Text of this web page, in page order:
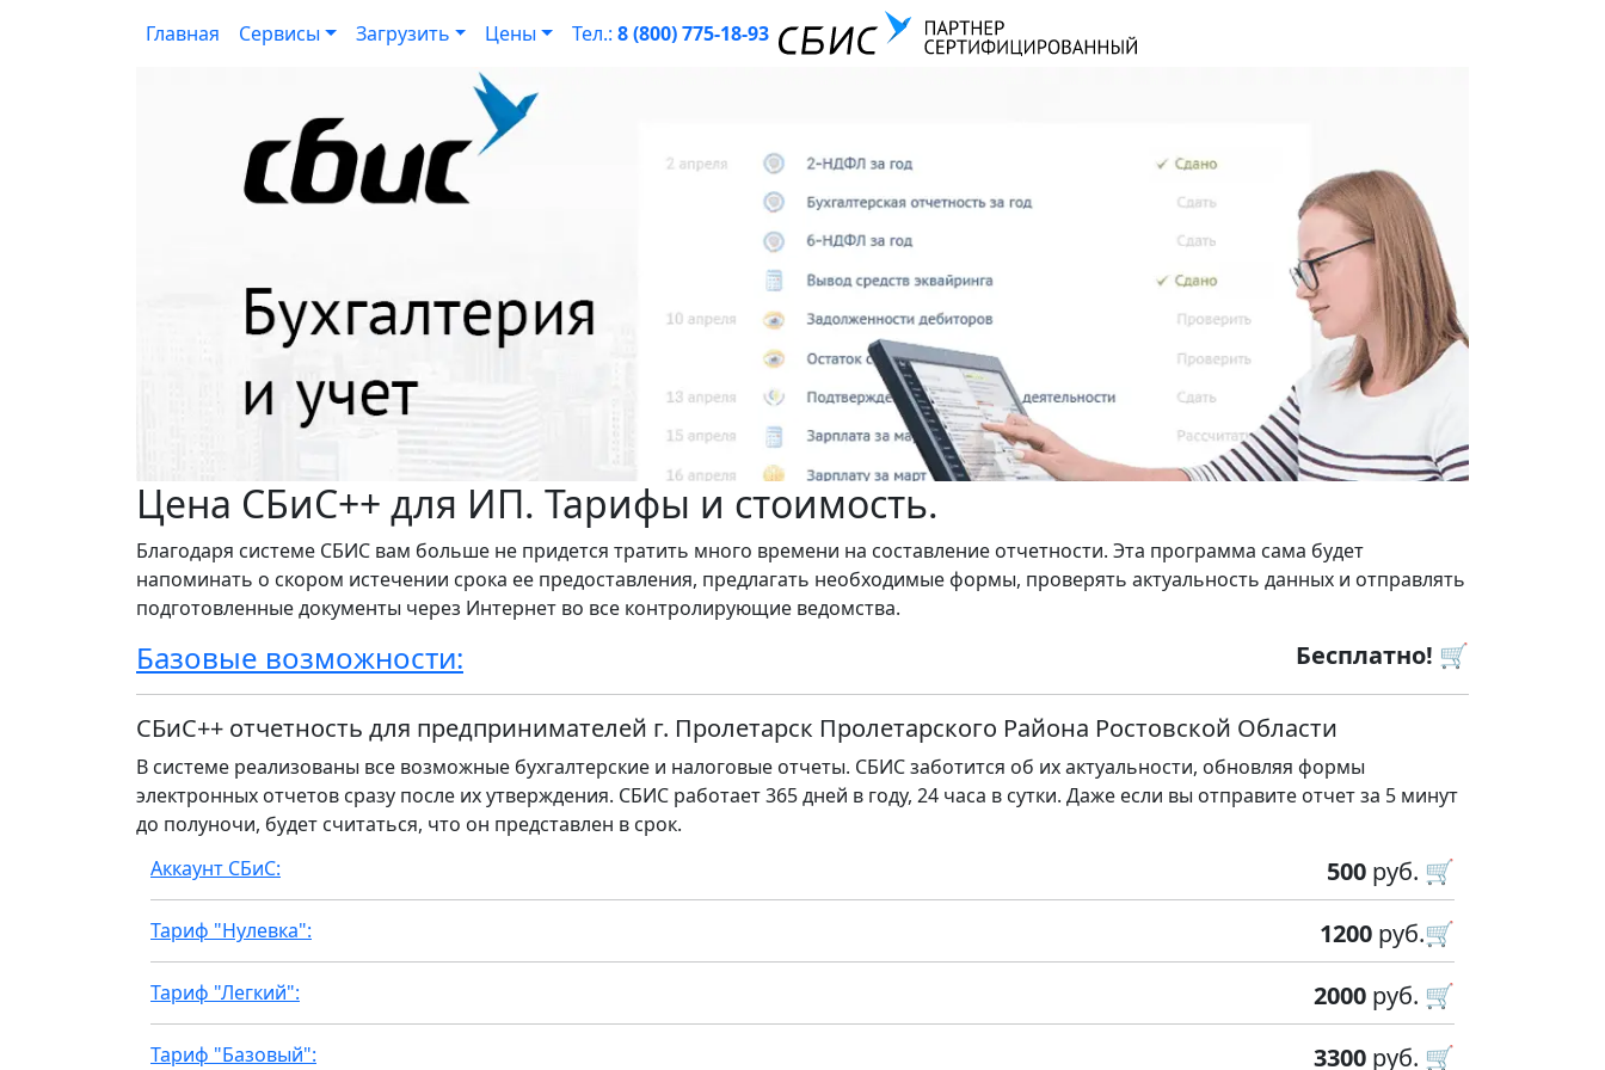
Главная Сервисы Загрузить Цены Тел.:8 (800) 775-18-93
Цена СБиС++ для ИП. Тарифы и стоимость.
Благодаря системе СБИС вам больше не придется тратить много времени на составление отчетности. Эта программа сама будет
напоминать о скором истечении срока ее предоставления, предлагать необходимые формы, проверять актуальность данных и отправлять
подготовленные документы через Интернет во все контролирующие ведомства.
Бесплатно! 🛒
Базовые возможности:
СБиС++ отчетность для предпринимателей г. Пролетарск Пролетарского Района Ростовской Области
В системе реализованы все возможные бухгалтерские и налоговые отчеты. СБИС заботится об их актуальности, обновляя формы
электронных отчетов сразу после их утверждения. СБИС работает 365 дней в году, 24 часа в сутки. Даже если вы отправите отчет за 5 минут
до полуночи, будет считаться, что он представлен в срок.
500 руб. 🛒
Аккаунт СБиС:
1200 руб.🛒
Тариф "Нулевка":
2000 руб. 🛒
Тариф "Легкий":
3300 руб. 🛒
Тариф "Базовый":